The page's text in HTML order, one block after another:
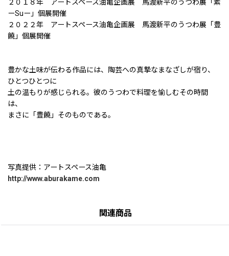
２０１８年 アートスペース油亀企画展 馬渡新平のうつわ展「素
ーSuー」個展開催
２０２２年 アートスペース油亀企画展 馬渡新平のうつわ展「豊
饒」個展開催
豊かな土味が伝わる作品には、陶芸への真摯なまなざしが宿り、
ひとつひとつに
土の温もりが感じられる。彼のうつわで料理を愉しむその時間
は、
まさに「豊饒」そのものである。
写真提供：アートスペース油亀
http://www.aburakame.com
関連商品